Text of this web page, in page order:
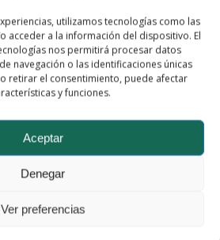
utilizamos tecnologías como las
acceder a la información del dispositivo. El
nos permitirá procesar datos
navegación o las identificaciones únicas
retirar el consentimiento, puede afectar
y funciones.
Aceptar
Denegar
Ver preferencias
,LATINOAMÉRICA,TUBERÍAS
colores en las tuberías
para la eficiencia y
industrial?
de la ingeniería y la instalación
cuenta. Uno de esos detalles